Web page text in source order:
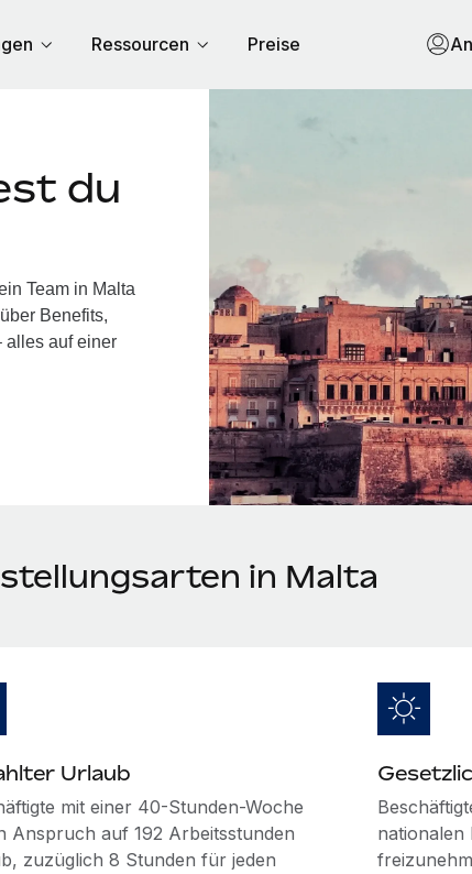
Ressourcen Preise
du
Team in Malta
Benefits,
alles auf einer
in Malta
Urlaub
mit einer 40-Stunden-Woche
Anspruch auf 192 Arbeitsstunden
zuzüglich 8 Stunden für jeden
nationalen